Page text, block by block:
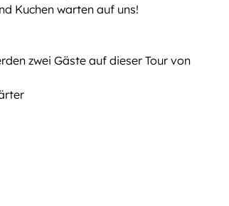
Kuchen warten auf uns!
zwei Gäste auf dieser Tour von